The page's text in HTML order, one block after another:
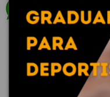
¿Dejarse llevar por los
de Compostela, tras la
Mont-Blanc? Los
donde la observación y el
importante. Julbo inventa
herramienta esencial,
con lentes protectoras
CAMINO M garantiza una